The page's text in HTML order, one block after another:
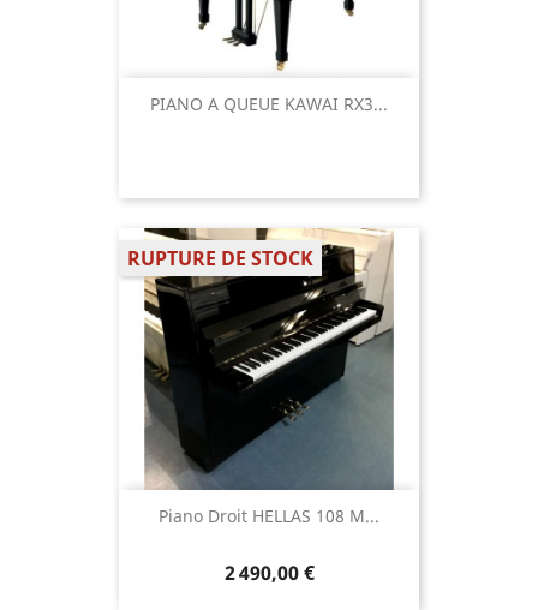
PIANO A QUEUE KAWAI RX3...
Piano Droit HELLAS 108 M...
2 490,00 €
RUPTURE DE STOCK